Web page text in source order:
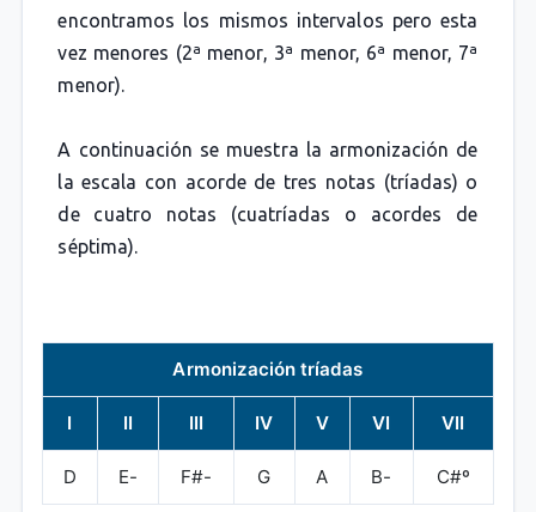
encontramos los mismos intervalos pero esta
vez menores (2ª menor, 3ª menor, 6ª menor, 7ª
menor).
A continuación se muestra la armonización de
la escala con acorde de tres notas (tríadas) o
de cuatro notas (cuatríadas o acordes de
séptima).
Armonización tríadas
I II III IV V VI VII
D E- F#- G A B- C#º